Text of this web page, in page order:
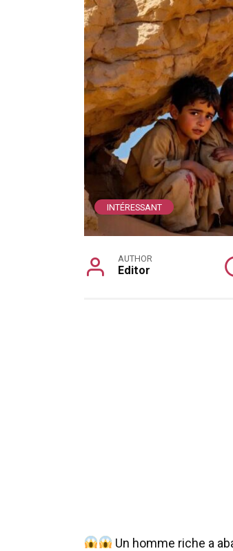
INTÉRESSANT
AUTHOR
Editor
Un homme riche a